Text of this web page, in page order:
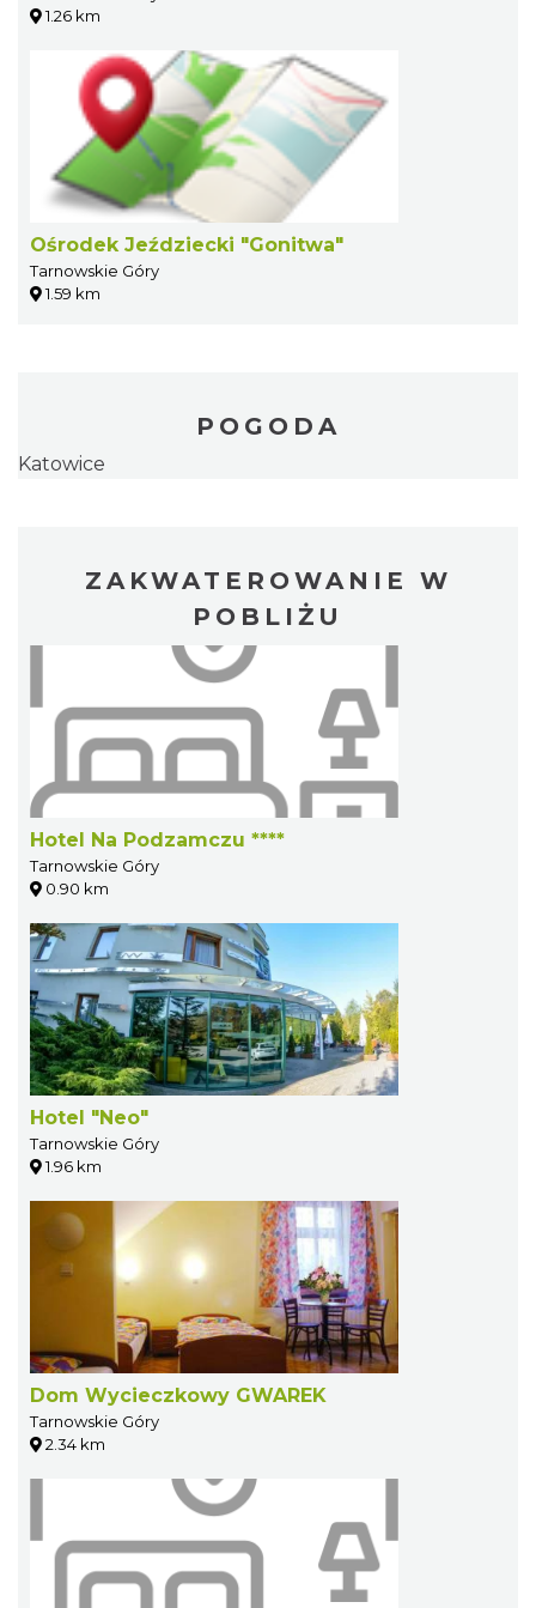
1.26 km
Ośrodek Jeździecki "Gonitwa"
Tarnowskie Góry
1.59 km
POGODA
Katowice
ZAKWATEROWANIE W
POBLIŻU
Hotel Na Podzamczu ****
Tarnowskie Góry
0.90 km
Hotel "Neo"
Tarnowskie Góry
1.96 km
Dom Wycieczkowy GWAREK
Tarnowskie Góry
2.34 km